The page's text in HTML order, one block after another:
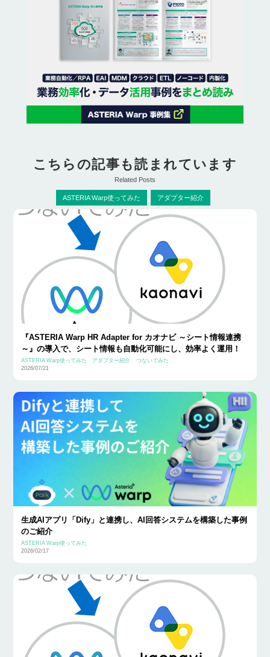
こちらの記事も読まれています
Related Posts
ASTERIA Warp使ってみた アダプター紹介
『ASTERIA Warp HR Adapter for カオナビ ～シート情報連携
～』の導入で、シート情報も自動化可能にし、効率よく運用！
ASTERIA Warp使ってみた アダプター紹介
つないでみた
2026/07/21
生成AIアプリ「Dify」と連携し、AI回答システムを構築した事例
のご紹介
ASTERIA Warp使ってみた
2026/02/17